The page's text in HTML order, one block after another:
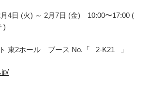
4日 (火) ～ 2月7日 (金) 10:00〜17:00 (
)
東2ホール ブース No.「 2-K21 」